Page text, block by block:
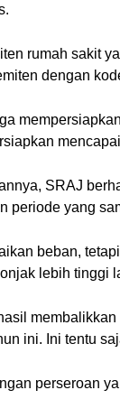
rumah sakit
dengan
SRAJ
periode yang
beban,
lebih tinggi
ini. Ini tentu
perseroan